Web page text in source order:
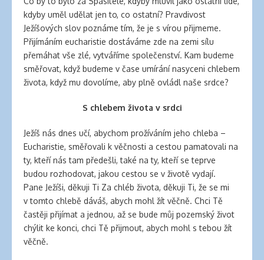
kdyby uměl udělat jen to, co ostatní? Pravdivost
Ježíšových slov poznáme tím, že je s vírou přijmeme.
Přijímáním eucharistie dostáváme zde na zemi sílu
přemáhat vše zlé, vytváříme společenství. Kam budeme
směřovat, když budeme v čase umírání nasyceni chlebem
života, když mu dovolíme, aby plně ovládl naše srdce?
S chlebem života v srdci
Ježíš nás dnes učí, abychom prožíváním jeho chleba –
Eucharistie, směřovali k věčnosti a cestou pamatovali na
ty, kteří nás tam předešli, také na ty, kteří se teprve
budou rozhodovat, jakou cestou se v životě vydají.
Pane Ježíši, děkuji Ti Za chléb života, děkuji Ti, že se mi
v tomto chlebě dáváš, abych mohl žít věčně. Chci Tě
častěji přijímat a jednou, až se bude můj pozemský život
chýlit ke konci, chci Tě přijmout, abych mohl s tebou žít
věčně.